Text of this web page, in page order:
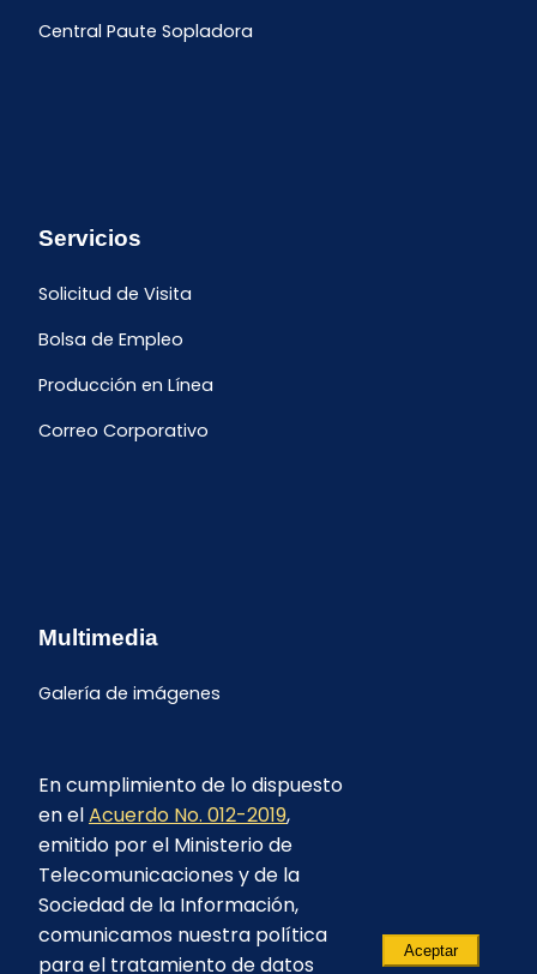
Central Paute Sopladora
Servicios
Solicitud de Visita
Bolsa de Empleo
Producción en Línea
Correo Corporativo
Multimedia
Galería de imágenes
En cumplimiento de lo dispuesto
en elAcuerdo No. 012-2019,
emitido por el Ministerio de
Telecomunicaciones y de la
Sociedad de la Información,
comunicamos nuestra política
para el tratamiento de datos
Aceptar